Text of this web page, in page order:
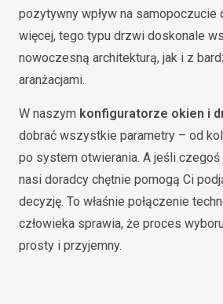
pozytywny wpływ na samopoczucie
więcej, tego typu drzwi doskonale
nowoczesną architekturą, jak i z
aranżacjami.
W naszym konfiguratorze okien i
dobrać wszystkie parametry – od
po system otwierania. A jeśli
nasi doradcy chętnie pomogą Ci
decyzję. To właśnie połączenie
człowieka sprawia, że proces
prosty i przyjemny.